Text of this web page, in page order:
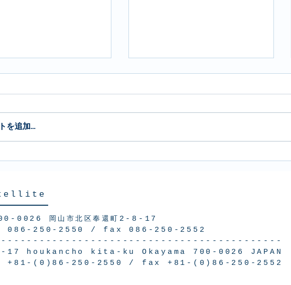
を追加…
0026 岡山市北区奉還町 2-8-17
250-2550 / fax 086-250-2552
17 houkancho kita-ku Okayama 700-0026 JAPAN
(0)86-250-2550 / fax +81-(0)86-250-2552